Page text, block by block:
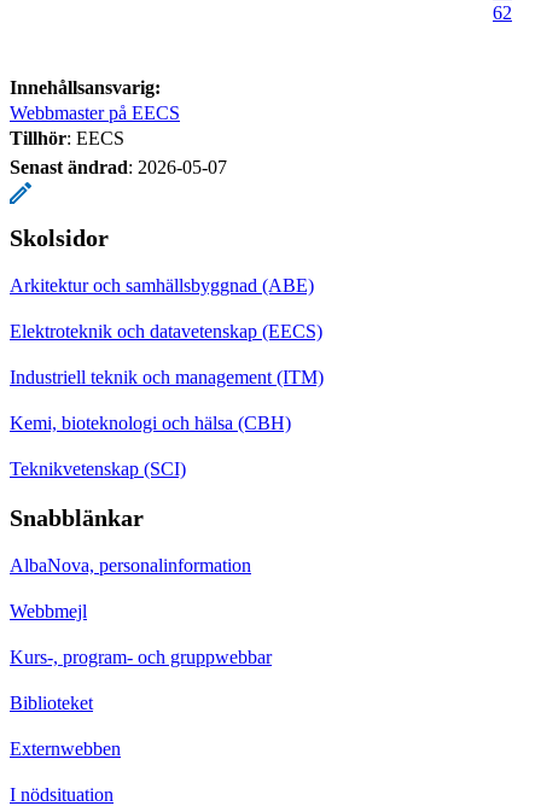
62
Innehållsansvarig:
Webbmaster på EECS
Tillhör: EECS
Senast ändrad: 2026-05-07
Skolsidor
Arkitektur och samhällsbyggnad (ABE)
Elektroteknik och datavetenskap (EECS)
Industriell teknik och management (ITM)
Kemi, bioteknologi och hälsa (CBH)
Teknikvetenskap (SCI)
Snabblänkar
AlbaNova, personalinformation
Webbmejl
Kurs-, program- och gruppwebbar
Biblioteket
Externwebben
I nödsituation